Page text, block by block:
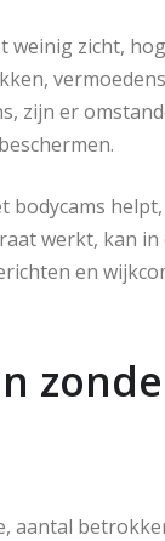
zicht,
zijn er
bodycams
werkt, kan
en
aantal